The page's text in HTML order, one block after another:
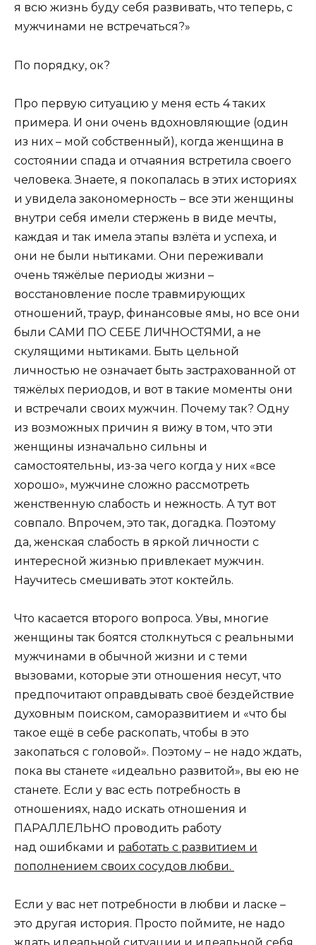
я всю жизнь буду себя развивать, что теперь, с
мужчинами не встречаться?»
По порядку, ок?
Про первую ситуацию у меня есть 4 таких
примера. И они очень вдохновляющие (один
из них – мой собственный), когда женщина в
состоянии спада и отчаяния встретила своего
человека. Знаете, я покопалась в этих историях
и увидела закономерность – все эти женщины
внутри себя имели стержень в виде мечты,
каждая и так имела этапы взлёта и успеха, и
они не были нытиками. Они переживали
очень тяжёлые периоды жизни –
восстановление после травмирующих
отношений, траур, финансовые ямы, но все они
были САМИ ПО СЕБЕ ЛИЧНОСТЯМИ, а не
скулящими нытиками. Быть цельной
личностью не означает быть застрахованной от
тяжёлых периодов, и вот в такие моменты они
и встречали своих мужчин. Почему так? Одну
из возможных причин я вижу в том, что эти
женщины изначально сильны и
самостоятельны, из-за чего когда у них «все
хорошо», мужчине сложно рассмотреть
женственную слабость и нежность. А тут вот
совпало. Впрочем, это так, догадка. Поэтому
да, женская слабость в яркой личности с
интересной жизнью привлекает мужчин.
Научитесь смешивать этот коктейль.
Что касается второго вопроса. Увы, многие
женщины так боятся столкнуться с реальными
мужчинами в обычной жизни и с теми
вызовами, которые эти отношения несут, что
предпочитают оправдывать своё бездействие
духовным поиском, саморазвитием и «что бы
такое ещё в себе раскопать, чтобы в это
закопаться с головой». Поэтому – не надо ждать,
пока вы станете «идеально развитой», вы ею не
станете. Если у вас есть потребность в
отношениях, надо искать отношения и
ПАРАЛЛЕЛЬНО проводить работу
над ошибками и работать с развитием и
пополнением своих сосудов любви.
Если у вас нет потребности в любви и ласке –
это другая история. Просто поймите, не надо